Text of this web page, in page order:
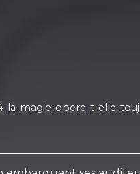
la-magie-opere-t-elle-